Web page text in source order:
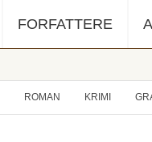
FORFATTERE
ROMAN KRIMI